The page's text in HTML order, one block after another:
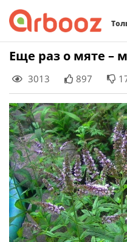
Skip
content
Еще раз о мяте –
3013 897
Найти: